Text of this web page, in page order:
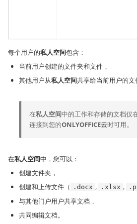
每个用户的私人空间包含：
当前用户创建的文件夹和文件，
其他用户从私人空间共享给当前用户的文
在私人空间中的工作和存储的文档仅
连接到您的ONLYOFFICE云时可用。
在私人空间中，您可以：
创建文件夹，
创建和上传文件（
.docx , .xlsx ,
与其他门户用户共享文档，
共同编辑文档。